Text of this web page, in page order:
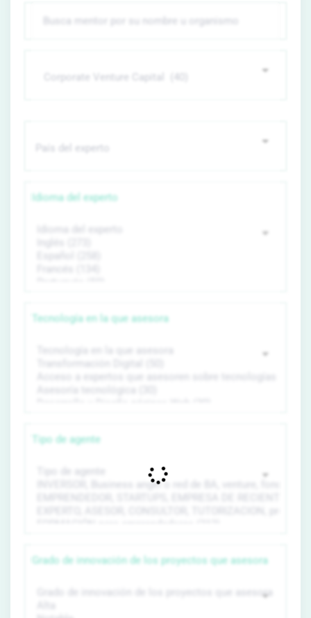
Idioma del experto
Tecnología en la que asesora
Tipo de agente
Grado de innovación de los proyectos que asesora